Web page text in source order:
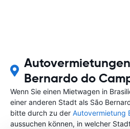
Bernardo do
Wenn Sie einen Mietwagen in
einer anderen Stadt als São
bitte durch zu der Autovermietung
aussuchen können, in welcher